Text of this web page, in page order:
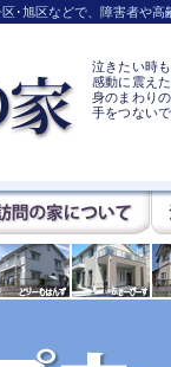
･旭区などで、障害者や
泣きたい時
感動に震え
身のまわり
手をつない